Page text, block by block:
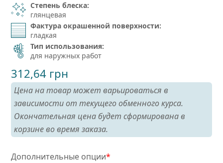
Степень блеска:
глянцевая
Фактура окрашенной поверхности:
гладкая
Тип использования:
для наружных работ
312,64 грн
Цена на товар может варьироваться в
зависимости от текущего обменного курса.
Окончательная цена будет сформирована в
корзине во время заказа.
Дополнительные опции*